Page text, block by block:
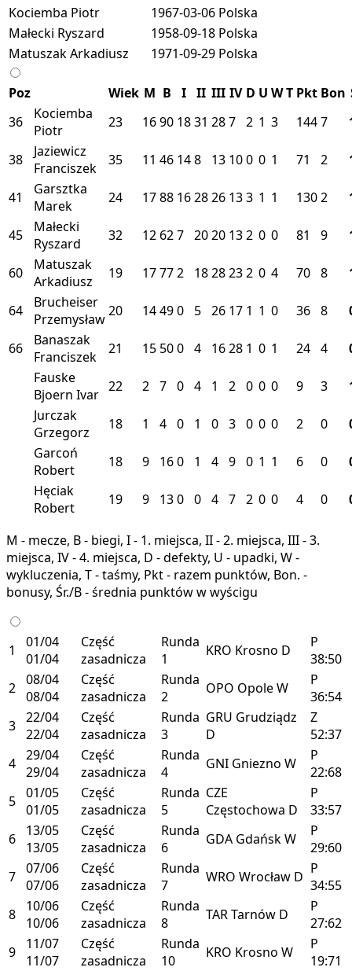
Kociemba Piotr
1967-03-06 Polska
Małecki Ryszard
1958-09-18 Polska
Matuszak Arkadiusz
1971-09-29 Polska
Poz Wiek M B I II III IV D U WT Pkt Bon
36
Kociemba
Piotr
23 1690 1831 287 2 1 3 1447
38
Jaziewicz
Franciszek
35 11 46 148 13 100 0 1 71 2
41
Garsztka
Marek
24 1788 162826 133 1 1 1302
45
Małecki
Ryszard
32 12 627 2020 132 0 0 81 9
60
Matuszak
Arkadiusz
19 17772 1828232 0 4 70 8
64
Brucheiser
Przemysław20 14490 5 26 17 1 1 0 36 8
66
Banaszak
Franciszek
21 15 500 4 1628 1 0 1 24 4
Fauske
Bjoern Ivar 22 2 7 0 4 1 2 0 0 0 9 3
Jurczak
Grzegorz
18 1 4 0 1 0 3 0 0 0 2 0
Garcoń
Robert
18 9 160 1 4 9 0 1 1 6 0
Hęciak
Robert
19 9 130 0 4 7 2 0 0 4 0
M - mecze, B - biegi, I - 1. miejsca, II - 2. miejsca, III - 3.
miejsca, IV - 4. miejsca, D - defekty, U - upadki, W -
wykluczenia, T - taśmy, Pkt - razem punktów, Bon. -
bonusy, Śr./B - średnia punktów w wyścigu
1
01/04
01/04
Część
zasadnicza
Runda
1
KRO Krosno D
P
38:50
2 08/04
08/04
Część
zasadnicza
Runda
2
OPO OpoleW
P
36:54
3 22/04
22/04
Część
zasadnicza
Runda
3
GRU Grudziądz
D
Z
52:37
4 29/04
29/04
Część
zasadnicza
Runda
4
GNI Gniezno W
P
22:68
5 01/05
01/05
Część
zasadnicza
Runda
5
CZE
Częstochowa D
P
33:57
6
13/05
13/05
Część
zasadnicza
Runda
6
GDA GdańskW
P
29:60
7 07/06
07/06
Część
zasadnicza
Runda
7
WRO Wrocław D P
34:55
8
10/06
10/06
Część
zasadnicza
Runda
8
TARTarnów D
P
27:62
9
11/07
11/07
Część
zasadnicza
Runda
10
KRO Krosno W
P
19:71